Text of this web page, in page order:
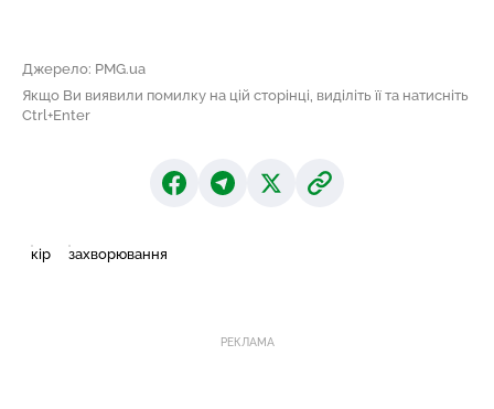
Джерело: PMG.ua
Якщо Ви виявили помилку на цій сторінці, виділіть її та натисніть
Ctrl+Enter
кір захворювання
РЕКЛАМА